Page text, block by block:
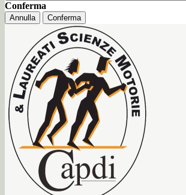
Conferma
Annulla Conferma